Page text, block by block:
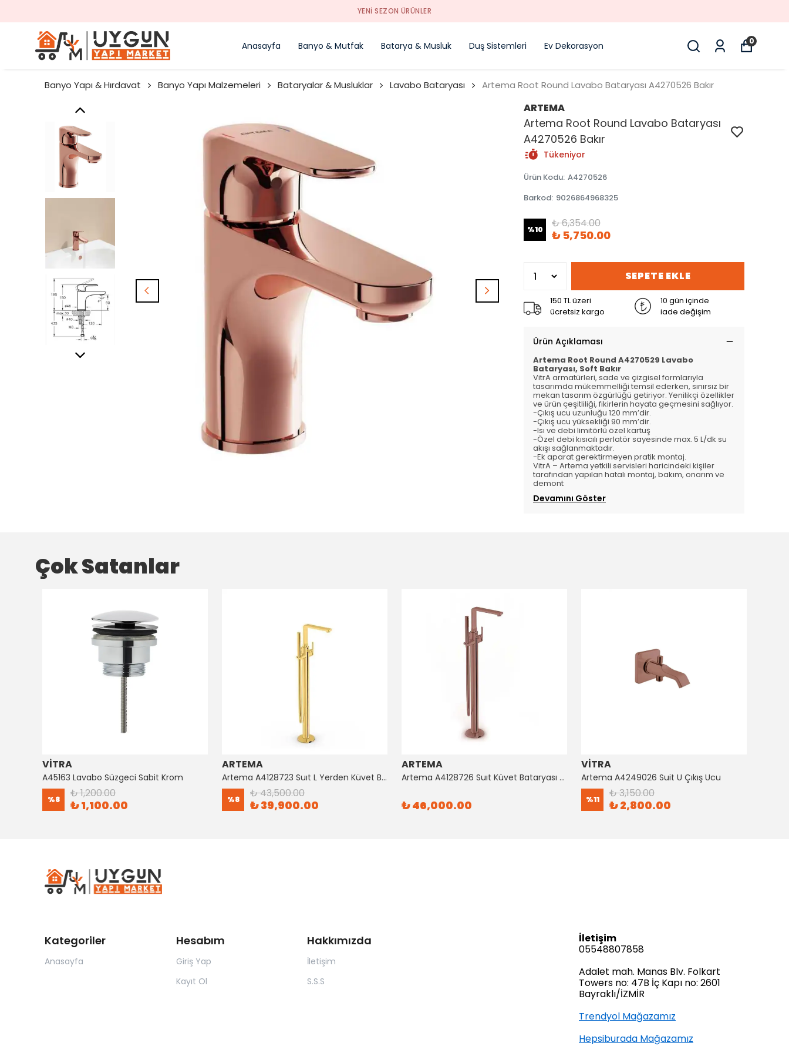
YENI SEZON ÜRÜNLER
Anasayfa Banyo & Mutfak Batarya & Musluk Duş Sistemleri Ev Dekorasyon 0
Banyo Yapı & Hırdavat Banyo Yapı Malzemeleri Bataryalar & Musluklar Lavabo Bataryası Artema Root Round Lavabo Bataryası A4270526 Bakır
ARTEMA
Artema Root Round Lavabo Bataryası
A4270526 Bakır
Tükeniyor
Ürün Kodu: A4270526
Barkod: 9026864968325
%10 ₺ 6,354.00
₺ 5,750.00
SEPETE EKLE
150 TL üzeri
ücretsiz kargo
10 gün içinde
iade değişim
Ürün Açıklaması
Artema Root Round A4270529 Lavabo
Bataryası, Soft Bakır
VitrA armatürleri, sade ve çizgisel formlarıyla
tasarımda mükemmelliği temsil ederken, sınırsız bir
mekan tasarım özgürlüğü getiriyor. Yenilikçi özellikler
ve ürün çeşitliliği, fikirlerin hayata geçmesini sağlıyor.
-Çıkış ucu uzunluğu 120 mm’dir.
-Çıkış ucu yüksekliği 90 mm’dir.
-Isı ve debi limitörlü özel kartuş
-Özel debi kısıcılı perlatör sayesinde max. 5 L/dk su
akışı sağlanmaktadır.
-Ek aparat gerektirmeyen pratik montaj.
VitrA – Artema yetkili servisleri haricindeki kişiler
tarafından yapılan hatalı montaj, bakım, onarım ve
demont
Devamını Göster
Çok Satanlar
VİTRA
A45163 Lavabo Süzgeci Sabit Krom
%8 ₺ 1,200.00
₺ 1,100.00
ARTEMA
Artema A4128723 Suıt L Yerden Küvet Bataryası Altın
%8 ₺ 43,500.00
₺ 39,900.00
ARTEMA
Artema A4128726 Suıt Küvet Bataryası Bakır
₺ 46,000.00
VİTRA
Artema A4249026 Suit U Çıkış Ucu
%11 ₺ 3,150.00
₺ 2,800.00
Kategoriler
Anasayfa
Hesabım
Giriş Yap
Kayıt Ol
Hakkımızda
İletişim
S.S.S
İletişim
05548807858
Adalet mah. Manas Blv. Folkart
Towers no: 47B İç Kapı no: 2601
Bayraklı/İZMİR
Trendyol Mağazamız
Hepsiburada Mağazamız